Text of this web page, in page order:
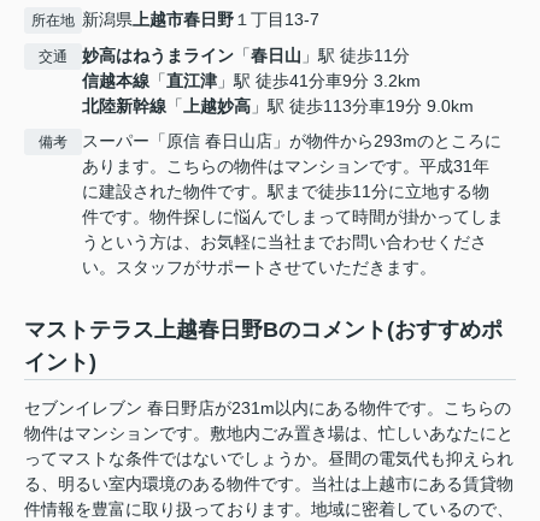
所在地 新潟県上越市春日野１丁目13-7
交通 妙高はねうまライン 「春日山 」駅 徒歩11分
信越本線 「直江津 」駅 徒歩41分車9分 3.2km
北陸新幹線 「上越妙高 」駅 徒歩113分車19分 9.0km
備考
スーパー「原信 春日山店」が物件から293mのところに
あります。こちらの物件はマンションです。平成31年
に建設された物件です。駅まで徒歩11分に立地する物
件です。物件探しに悩んでしまって時間が掛かってしま
うという方は、お気軽に当社までお問い合わせくださ
い。スタッフがサポートさせていただきます。
マストテラス上越春日野Bのコメント(おすすめポ
イント)
セブンイレブン 春日野店が231m以内にある物件です。こちらの
物件はマンションです。敷地内ごみ置き場は、忙しいあなたにと
ってマストな条件ではないでしょうか。昼間の電気代も抑えられ
る、明るい室内環境のある物件です。当社は上越市にある賃貸物
件情報を豊富に取り扱っております。地域に密着しているので、